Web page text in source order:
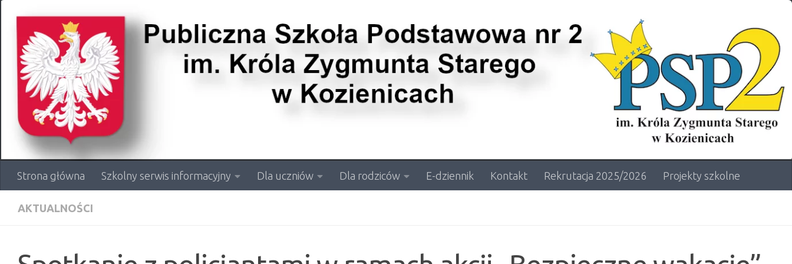
Przejdź do treści
Strona główna Szkolny serwis informacyjny Dla uczniów Dla rodziców E-dziennik Kontakt Rekrutacja 2025/2026 Projekty szkolne
AKTUALNOŚCI